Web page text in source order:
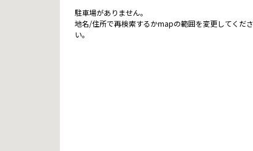
駐車場がありません。
地名/住所で再検索するかmapの範囲を変更してくださ
い。